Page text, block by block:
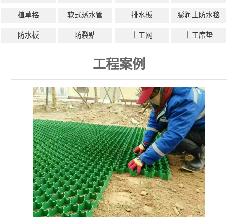
植草格 软式透水管 排水板 膨润土防水毯
防水板 防裂贴 土工网 土工席垫
工程案例